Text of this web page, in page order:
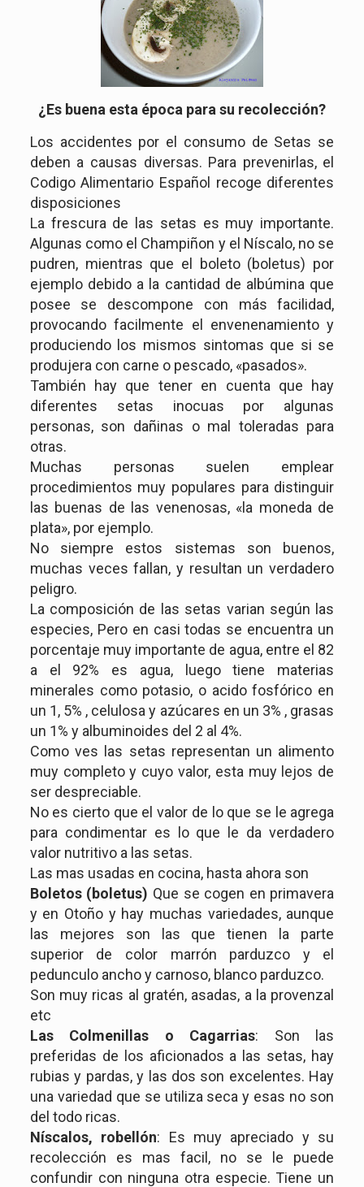
¿Es buena esta época para su recolección?
Los accidentes por el consumo de Setas se
deben a causas diversas. Para prevenirlas, el
Codigo Alimentario Español recoge diferentes
disposiciones
La frescura de las setas es muy importante.
Algunas como el Champiñon y el Níscalo, no se
pudren, mientras que el boleto (boletus) por
ejemplo debido a la cantidad de albúmina que
posee se descompone con más facilidad,
provocando facilmente el envenenamiento y
produciendo los mismos sintomas que si se
produjera con carne o pescado, «pasados».
También hay que tener en cuenta que hay
diferentes setas inocuas por algunas
personas, son dañinas o mal toleradas para
otras.
Muchas personas suelen emplear
procedimientos muy populares para distinguir
las buenas de las venenosas, «la moneda de
plata», por ejemplo.
No siempre estos sistemas son buenos,
muchas veces fallan, y resultan un verdadero
peligro.
La composición de las setas varian según las
especies, Pero en casi todas se encuentra un
porcentaje muy importante de agua, entre el 82
a el 92% es agua, luego tiene materias
minerales como potasio, o acido fosfórico en
un 1, 5% , celulosa y azúcares en un 3% , grasas
un 1% y albuminoides del 2 al 4%.
Como ves las setas representan un alimento
muy completo y cuyo valor, esta muy lejos de
ser despreciable.
No es cierto que el valor de lo que se le agrega
para condimentar es lo que le da verdadero
valor nutritivo a las setas.
Las mas usadas en cocina, hasta ahora son
Boletos (boletus) Que se cogen en primavera
y en Otoño y hay muchas variedades, aunque
las mejores son las que tienen la parte
superior de color marrón parduzco y el
pedunculo ancho y carnoso, blanco parduzco.
Son muy ricas al gratén, asadas, a la provenzal
etc
Las Colmenillas o Cagarrias: Son las
preferidas de los aficionados a las setas, hay
rubias y pardas, y las dos son excelentes. Hay
una variedad que se utiliza seca y esas no son
del todo ricas.
Níscalos, robellón: Es muy apreciado y su
recolección es mas facil, no se le puede
confundir con ninguna otra especie. Tiene un